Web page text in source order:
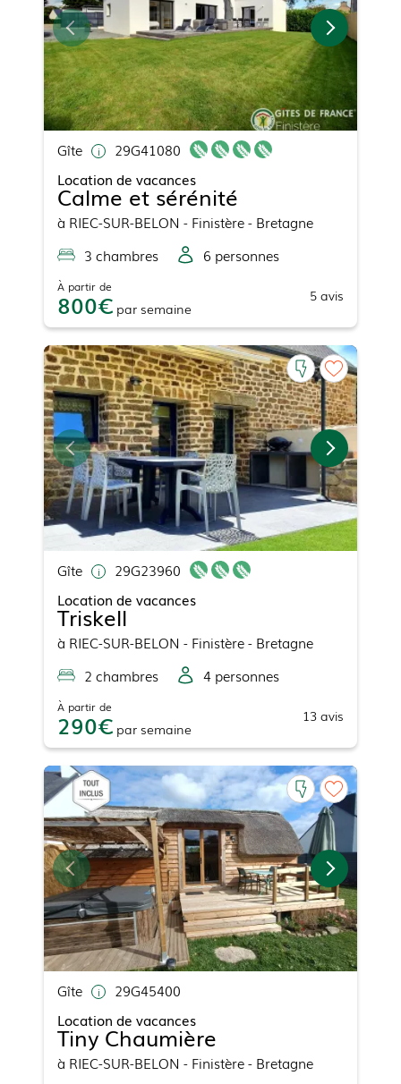
Gîte
29G41080
Location de vacances
Calme et sérénité
à RIEC-SUR-BELON - Finistère - Bretagne
3 chambres 6 personnes
À partir de
800 par semaine
5 avis
Gîte
29G23960
Location de vacances
Triskell
à RIEC-SUR-BELON - Finistère - Bretagne
2 chambres 4 personnes
À partir de
290 par semaine
13 avis
Gîte
29G45400
Location de vacances
Tiny Chaumière
à RIEC-SUR-BELON - Finistère - Bretagne